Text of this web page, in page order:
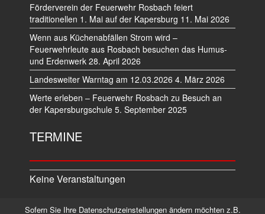
Förderverein der Feuerwehr Rosbach feiert
traditionellen 1. Mai auf der Kapersburg 11. Mai 2026
Wenn aus Küchenabfällen Strom wird –
Feuerwehrleute aus Rosbach besuchen das Humus-
und Erdenwerk 28. April 2026
Landesweiter Warntag am 12.03.2026 4. März 2026
Werte erleben – Feuerwehr Rosbach zu Besuch an
der Kapersburgschule 5. September 2025
TERMINE
Keine Veranstaltungen
Sofern Sie Ihre Datenschutzeinstellungen ändern möchten z.B.